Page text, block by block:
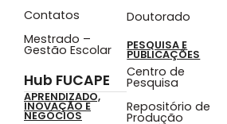
Contatos
Mestrado –
Gestão Escolar
Hub FUCAPE
APRENDIZADO,
INOVAÇÃO E
NEGÓCIOS
Doutorado
PESQUISA E
PUBLICAÇÕES
Centro de
Pesquisa
Repositório de
Produção